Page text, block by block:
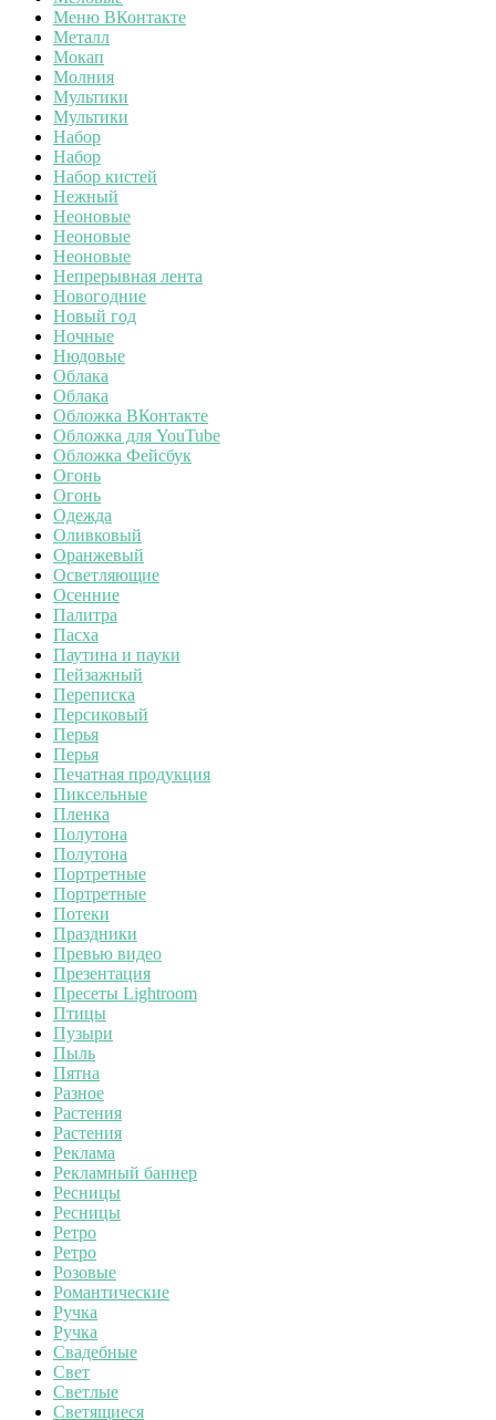
Меню ВКонтакте
Металл
Мокап
Молния
Мультики
Мультики
Набор
Набор
Набор кистей
Нежный
Неоновые
Неоновые
Неоновые
Непрерывная лента
Новогодние
Новый год
Ночные
Нюдовые
Облака
Облака
Обложка ВКонтакте
Обложка для YouTube
Обложка Фейсбук
Огонь
Огонь
Одежда
Оливковый
Оранжевый
Осветляющие
Осенние
Палитра
Пасха
Паутина и пауки
Пейзажный
Переписка
Персиковый
Перья
Перья
Печатная продукция
Пиксельные
Пленка
Полутона
Полутона
Портретные
Портретные
Потеки
Праздники
Превью видео
Презентация
Пресеты Lightroom
Птицы
Пузыри
Пыль
Пятна
Разное
Растения
Растения
Реклама
Рекламный баннер
Ресницы
Ресницы
Ретро
Ретро
Розовые
Романтические
Ручка
Ручка
Свадебные
Свет
Светлые
Светящиеся